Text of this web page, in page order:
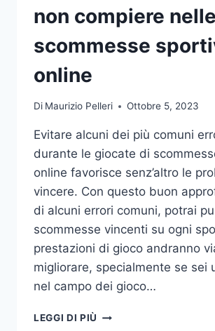
APPARECCHIATURE
DA
non compiere nelle
scommesse
online
Di Maurizio Pelleri Ottobre 5, 2023
Evitare alcuni dei più comuni
durante le giocate di
online favorisce senz’altro le
vincere. Con questo buon
di alcuni errori comuni, potrai
scommesse vincenti su ogni
prestazioni di gioco andranno
migliorare, specialmente se sei
nel campo dei gioco…
LEGGI DI PIÙ GLI